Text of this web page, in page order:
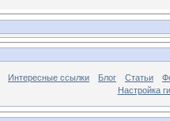
Интересные ссылки Блог Статьи
Настройка